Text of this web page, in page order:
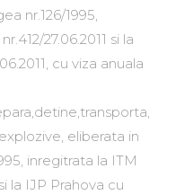
nr.126/1995,
27.06.2011 si la
cu viza anuala
eliberata in
inregitrata la ITM
la IJP Prahova cu